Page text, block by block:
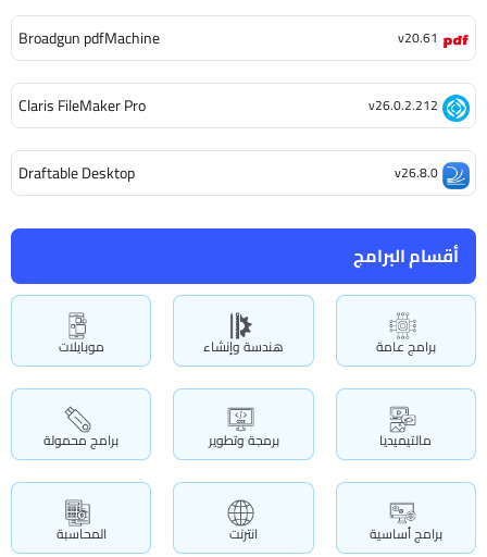
أقسام البرامج
برامج عامة هندسة وإنشاء موبايلات
مالتيميديا برمجة وتطوير برامج محمولة
برامج أساسية انترنت المحاسبة
Broadgun pdfMachine v20.61
Claris FileMaker Pro v26.0.2.212
Draftable Desktop v26.8.0